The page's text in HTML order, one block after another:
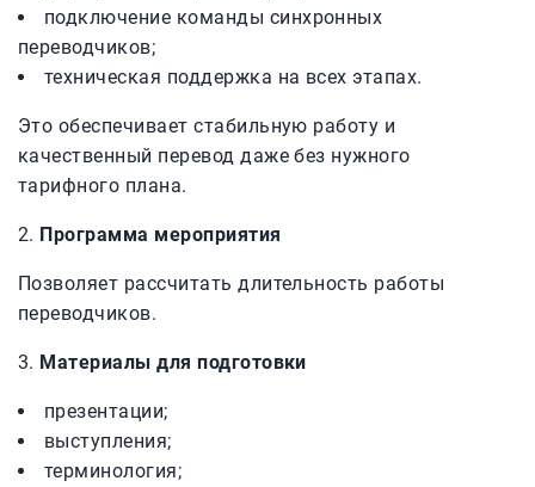
подключение команды синхронных
переводчиков;
техническая поддержка на всех этапах.
Это обеспечивает стабильную работу и
качественный перевод даже без нужного
тарифного плана.
Программа мероприятия
Позволяет рассчитать длительность работы
переводчиков.
Материалы для подготовки
презентации;
выступления;
терминология;